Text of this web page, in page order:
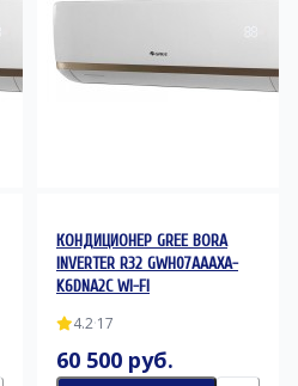
КОНДИЦИОНЕР GREE BORA
INVERTER R32 GWH07AAAXA-
K6DNA2C WI-FI
4.2·17
60 500 руб.